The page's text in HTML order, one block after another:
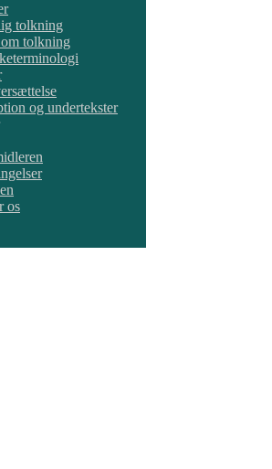
tolkning
tolkning
og undertekster
os